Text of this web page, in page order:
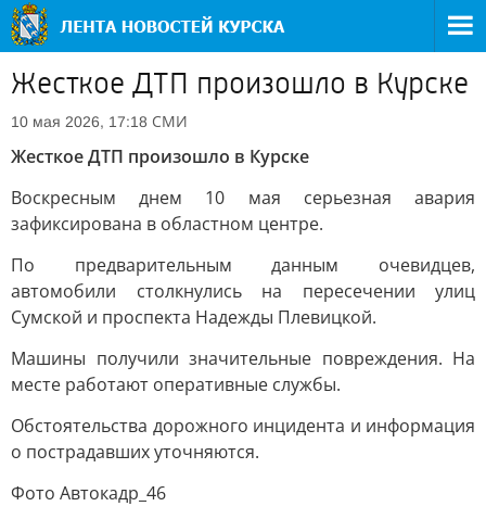
Жесткое ДТП произошло в Курске
10 мая 2026, 17:18 СМИ
Жесткое ДТП произошло в Курске
Воскресным днем 10 мая серьезная авария
зафиксирована в областном центре.
По предварительным данным очевидцев,
автомобили столкнулись на пересечении улиц
Сумской и проспекта Надежды Плевицкой.
Машины получили значительные повреждения. На
месте работают оперативные службы.
Обстоятельства дорожного инцидента и информация
о пострадавших уточняются.
Фото Автокадр_46